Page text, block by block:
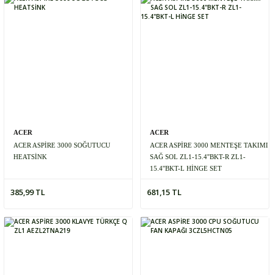
ACER
ACER ASPİRE 3000 SOĞUTUCU
HEATSİNK
385,99 TL
ACER
ACER ASPİRE 3000 MENTEŞE TAKIMI
SAĞ SOL ZL1-15.4''BKT-R ZL1-
15.4''BKT-L HİNGE SET
681,15 TL